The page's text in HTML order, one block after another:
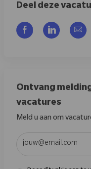
Deel deze
Delen viaDelen via
Ontvang
vacatures
Meld u aan om